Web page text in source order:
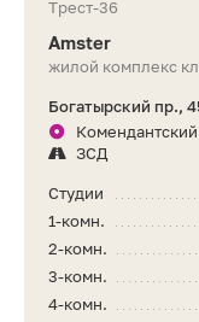
Трест-36
Amster
жилой комплекс
Богатырский пр.,
ЗСД
Студии
1-комн.
2-комн.
3-комн.
4-комн.